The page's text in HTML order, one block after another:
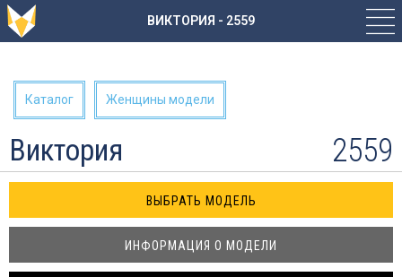
ВИКТОРИЯ - 2559
Каталог Женщины модели
Виктория 2559
ИНФОРМАЦИЯ О МОДЕЛИ